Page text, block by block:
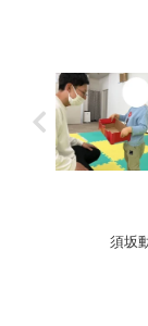
須坂